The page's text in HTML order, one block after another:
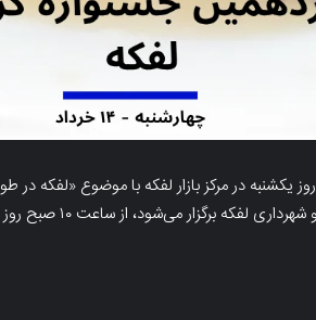
یکشنبه در مرکز بازار لفکه با موضوع «لفکه در